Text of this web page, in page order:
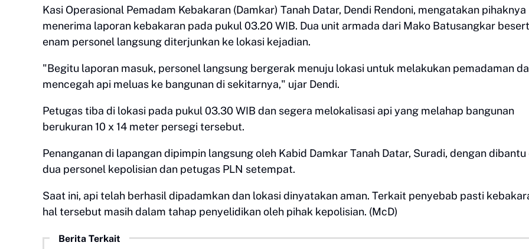
​Kasi Operasional Pemadam Kebakaran (Damkar) Tanah Datar, Dendi Rendoni, mengatakan pihaknya
menerima laporan kebakaran pada pukul 03.20 WIB. Dua unit armada dari Mako Batusangkar
enam personel langsung diterjunkan ke lokasi kejadian.
​"Begitu laporan masuk, personel langsung bergerak menuju lokasi untuk melakukan pemadaman
mencegah api meluas ke bangunan di sekitarnya," ujar Dendi.
​Petugas tiba di lokasi pada pukul 03.30 WIB dan segera melokalisasi api yang melahap bangunan
berukuran 10 x 14 meter persegi tersebut.
Penanganan di lapangan dipimpin langsung oleh Kabid Damkar Tanah Datar, Suradi, dengan dibantu
dua personel kepolisian dan petugas PLN setempat.
​Saat ini, api telah berhasil dipadamkan dan lokasi dinyatakan aman. Terkait penyebab pasti
hal tersebut masih dalam tahap penyelidikan oleh pihak kepolisian. (McD)
Berita Terkait